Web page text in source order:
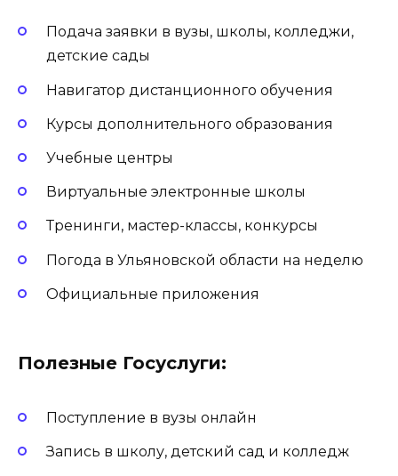
Подача заявки в вузы, школы, колледжи,
детские сады
Навигатор дистанционного обучения
Курсы дополнительного образования
Учебные центры
Виртуальные электронные школы
Тренинги, мастер-классы, конкурсы
Погода в Ульяновской области на неделю
Официальные приложения
Полезные Госуслуги:
Поступление в вузы онлайн
Запись в школу, детский сад и колледж